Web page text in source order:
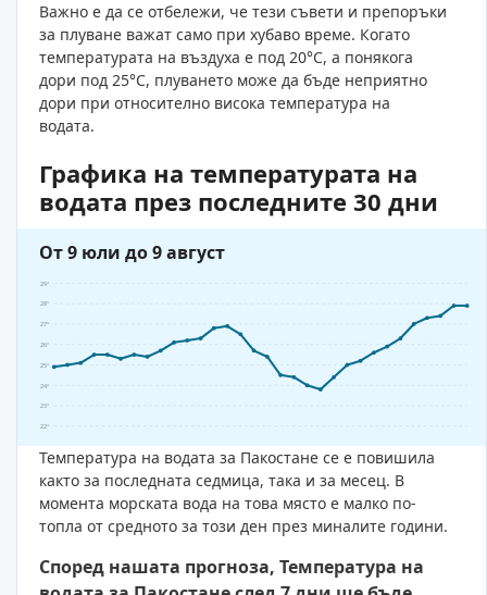
Важно е да се отбележи, че тези съвети и препоръки
за плуване важат само при хубаво време. Когато
температурата на въздуха е под 20°C, а понякога
дори под 25°C, плуването може да бъде неприятно
дори при относително висока температура на
водата.
Графика на температурата на
водата през последните 30 дни
От 9 юли до 9 август
22°
23°
24°
25°
26°
27°
28°
29°
Температура на водата за Пакостане се е повишила
както за последната седмица, така и за месец. В
момента морската вода на това място е малко по-
топла от средното за този ден през миналите години.
Според нашата прогноза, Температура на